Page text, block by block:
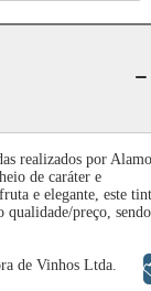
realizados por
de caráter e
e elegante, este
qualidade/preço, sendo
de Vinhos Ltda.
Libras